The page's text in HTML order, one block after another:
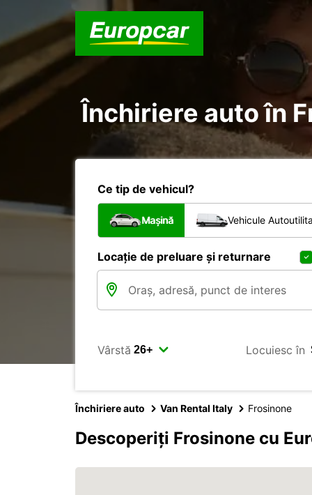
Închiriere auto în
Ce tip de vehicul?
Mașină Vehicule
Locație de preluare și returnare
Vârstă Locuiesc în
Închiriere auto Van Rental Italy Frosinone
Descoperiți Frosinone cu